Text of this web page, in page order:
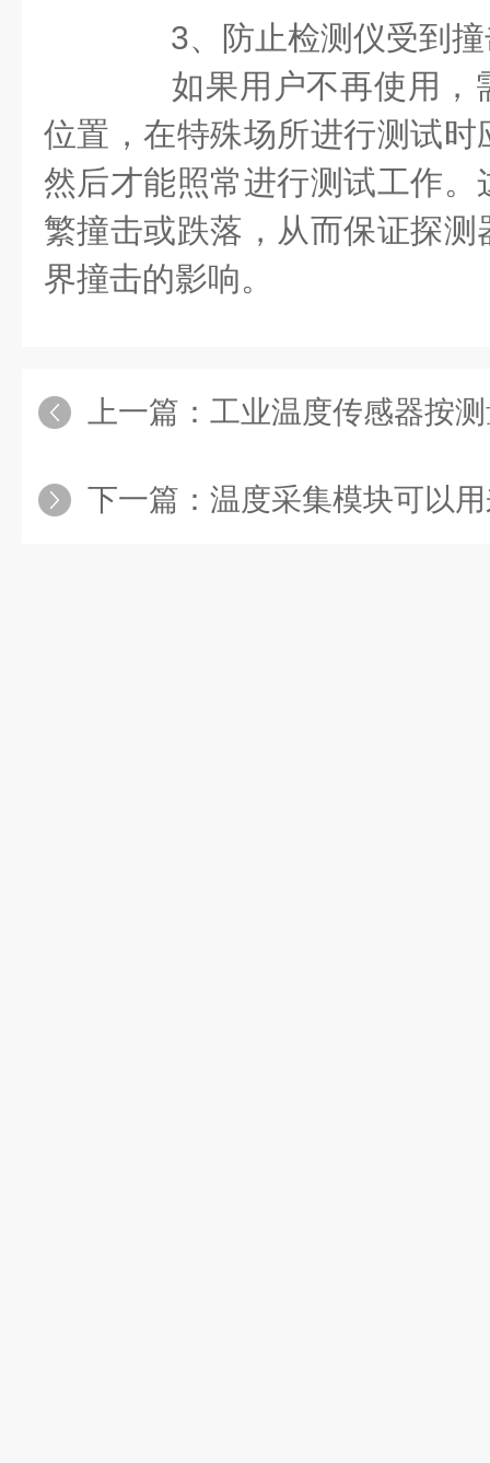
3、防止检测仪受到撞
如果用户不再使用，
位置，在特殊场所进行测试
然后才能照常进行测试工作
繁撞击或跌落，从而保证探
界撞击的影响。
上一篇： 工业温度传感器按测量方式可
下一篇： 温度采集模块可以用